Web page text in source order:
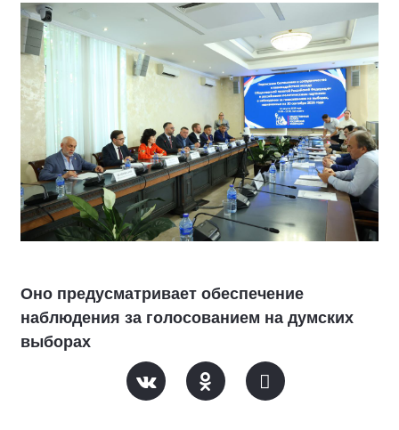
Оно предусматривает обеспечение
наблюдения за голосованием на думских
выборах